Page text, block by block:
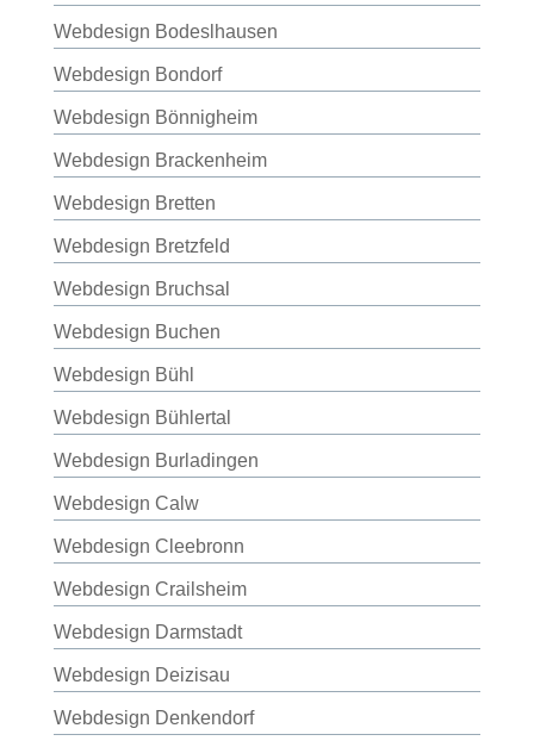
Webdesign Bodeslhausen
Webdesign Bondorf
Webdesign Bönnigheim
Webdesign Brackenheim
Webdesign Bretten
Webdesign Bretzfeld
Webdesign Bruchsal
Webdesign Buchen
Webdesign Bühl
Webdesign Bühlertal
Webdesign Burladingen
Webdesign Calw
Webdesign Cleebronn
Webdesign Crailsheim
Webdesign Darmstadt
Webdesign Deizisau
Webdesign Denkendorf